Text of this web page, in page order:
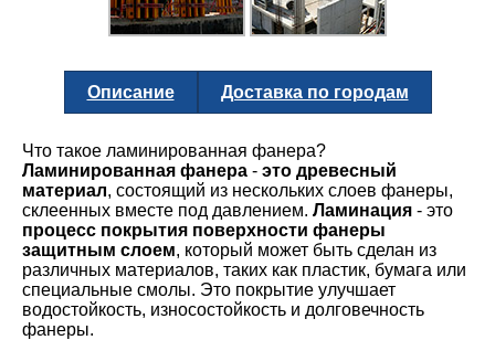
Описание Доставка по городам
Что такое ламинированная фанера?
Ламинированная фанера - это древесный
материал, состоящий из нескольких слоев фанеры,
склеенных вместе под давлением. Ламинация - это
процесс покрытия поверхности фанеры
защитным слоем, который может быть сделан из
различных материалов, таких как пластик, бумага или
специальные смолы. Это покрытие улучшает
водостойкость, износостойкость и долговечность
фанеры.